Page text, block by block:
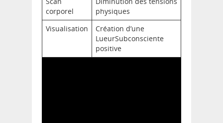
corporel
physiques
Visualisation
Création d’une
LueurSubconsciente
positive